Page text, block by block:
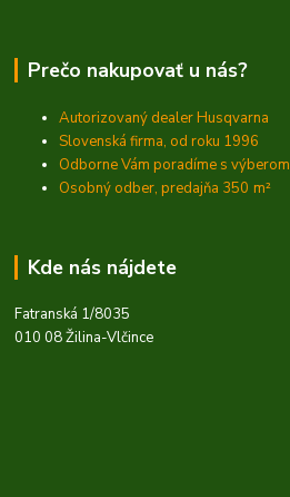
Prečo nakupovať u nás?
Autorizovaný dealer Husqvarna
Slovenská firma, od roku 1996
Odborne Vám poradíme s výberom
Osobný odber, predajňa 350 m²
Kde nás nájdete
Fatranská 1/8035
010 08 Žilina-Vlčince